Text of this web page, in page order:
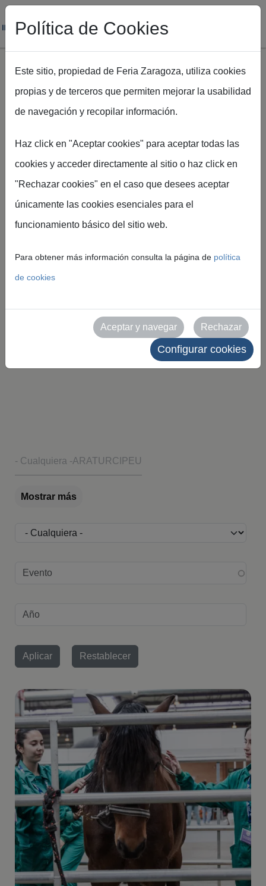
Pasar al contenido principal
Ruta de navegación
Galería de Imágenes
Accede al archivo visual oficial de Feria de
citar como fuente a Feria de Zaragoza. Queda
prohibido su uso comercial sin autorización
- Cualquiera -ARATURCIPEU
Mostrar más
Recinto
Edición evento
Año
Imagen
Política de Cookies
Este sitio, propiedad de Feria Zaragoza, utiliza cookies
propias y de terceros que permiten mejorar la usabilidad
de navegación y recopilar información.
Haz click en "Aceptar cookies" para aceptar todas las
cookies y acceder directamente al sitio o haz click en
"Rechazar cookies" en el caso que desees aceptar
únicamente las cookies esenciales para el
funcionamiento básico del sitio web.
Para obtener más información consulta la página de política
de cookies
Aceptar y navegar Rechazar
Configurar cookies